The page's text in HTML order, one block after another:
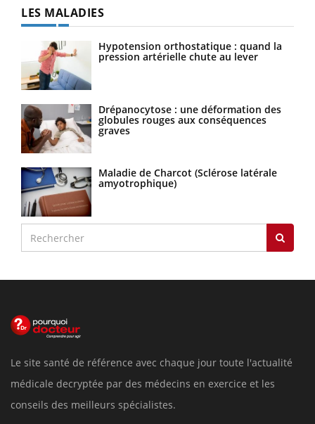
LES MALADIES
Hypotension orthostatique : quand la
pression artérielle chute au lever
Drépanocytose : une déformation des
globules rouges aux conséquences
graves
Maladie de Charcot (Sclérose latérale
amyotrophique)
Le site santé de référence avec chaque jour toute l'actualité
médicale decryptée par des médecins en exercice et les
conseils des meilleurs spécialistes.